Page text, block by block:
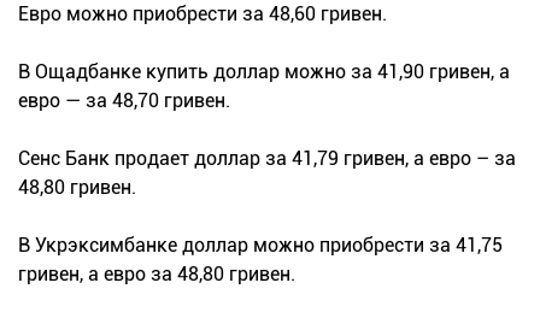
Евро можно приобрести за 48,60 гривен.
В Ощадбанке купить доллар можно за 41,90 гривен, а
евро — за 48,70 гривен.
Сенс Банк продает доллар за 41,79 гривен, а евро – за
48,80 гривен.
В Укрэксимбанке доллар можно приобрести за 41,75
гривен, а евро за 48,80 гривен.